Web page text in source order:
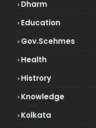
Dharm
Education
Gov.scehmes
Health
Histrory
Knowledge
Kolkata